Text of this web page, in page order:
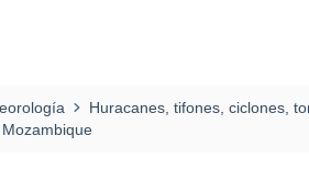
Huracanes, tifones, ciclones,